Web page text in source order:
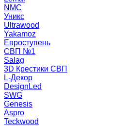
NMC
Уникс
Ultrawood
Yakamoz
Евроступень
СВП №1
Salag
3D Крестики СВП
L-Декор
DesignLed
SWG
Genesis
Aspro
Teckwood